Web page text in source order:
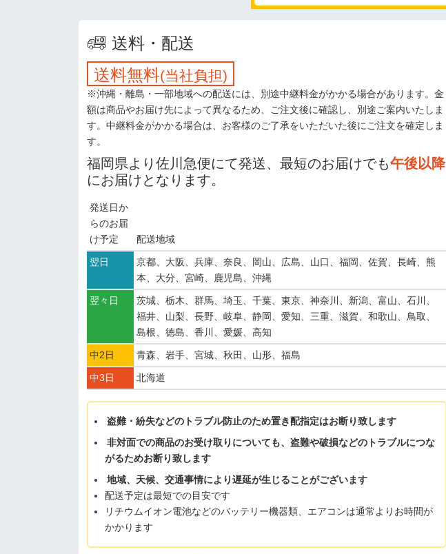
送料・配送
送料無料(当社負担)
※沖縄・離島・一部地域への配送には、別途中継料金がかかる場合があります。金
額は商品やお届け先によって異なるため、ご注文後に確認し、別途ご案内いたしま
す。中継料金がかかる場合は、お客様のご了承をいただいた後にご注文を確定しま
す。
発送日か
らのお届
け予定
配送地域
翌日
京都、大阪、兵庫、奈良、岡山、広島、山口、福岡、佐賀、長崎、熊
本、大分、宮崎、鹿児島、沖縄
翌々日
茨城、栃木、群馬、埼玉、千葉、東京、神奈川、新潟、富山、石川、
福井、山梨、長野、岐阜、静岡、愛知、三重、滋賀、和歌山、鳥取、
島根、徳島、香川、愛媛、高知
中2日 青森、岩手、宮城、秋田、山形、福島
中3日 北海道
福岡県より佐川急便にて発送、最短のお届けでも午後以降
にお届けとなります。
盗難・紛失などのトラブル防止のため置き配指定はお断り致します
非対面での商品のお受け取りについても、盗難や破損などのトラブルにつな
がるためお断り致します
地域、天候、交通事情により遅延が生じることがございます
配送予定は最短での目安です
リチウムイオン電池などのバッテリー機器類、エアコンは通常よりお時間が
かかります